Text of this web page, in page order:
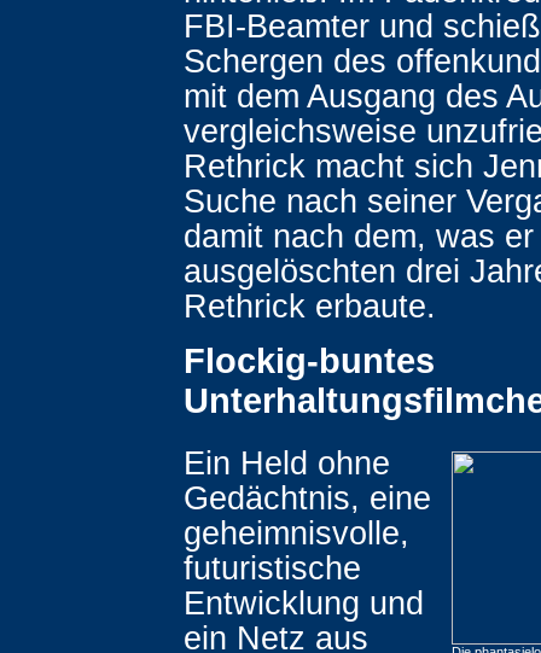
FBI-Beamter und
Schergen des
mit dem Ausgang des
vergleichsweise
Rethrick macht sich
Suche nach seiner
damit nach dem, was
ausgelöschten drei
Rethrick erbaute.
Flockig-buntes
Ein Held ohne
Gedächtnis, eine
geheimnisvolle,
futuristische
Entwicklung und
ein Netz aus